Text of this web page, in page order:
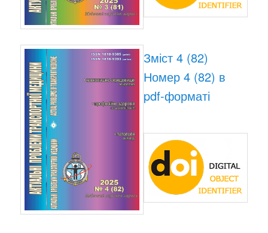
Зміст 4 (82)
Номер 4 (82) в
pdf-форматі